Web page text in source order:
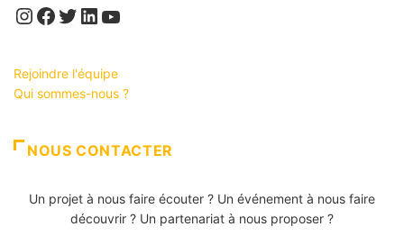
Instagram
Facebook
Twitter
LinkedIn
YouTube
Rejoindre l'équipe
Qui sommes-nous ?
NOUS CONTACTER
Un projet à nous faire écouter ? Un événement à nous faire
découvrir ? Un partenariat à nous proposer ?